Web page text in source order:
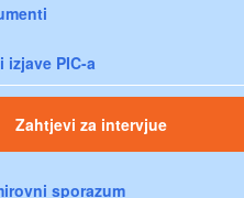
izjave PIC-a
Zahtjevi za intervjue
sporazum